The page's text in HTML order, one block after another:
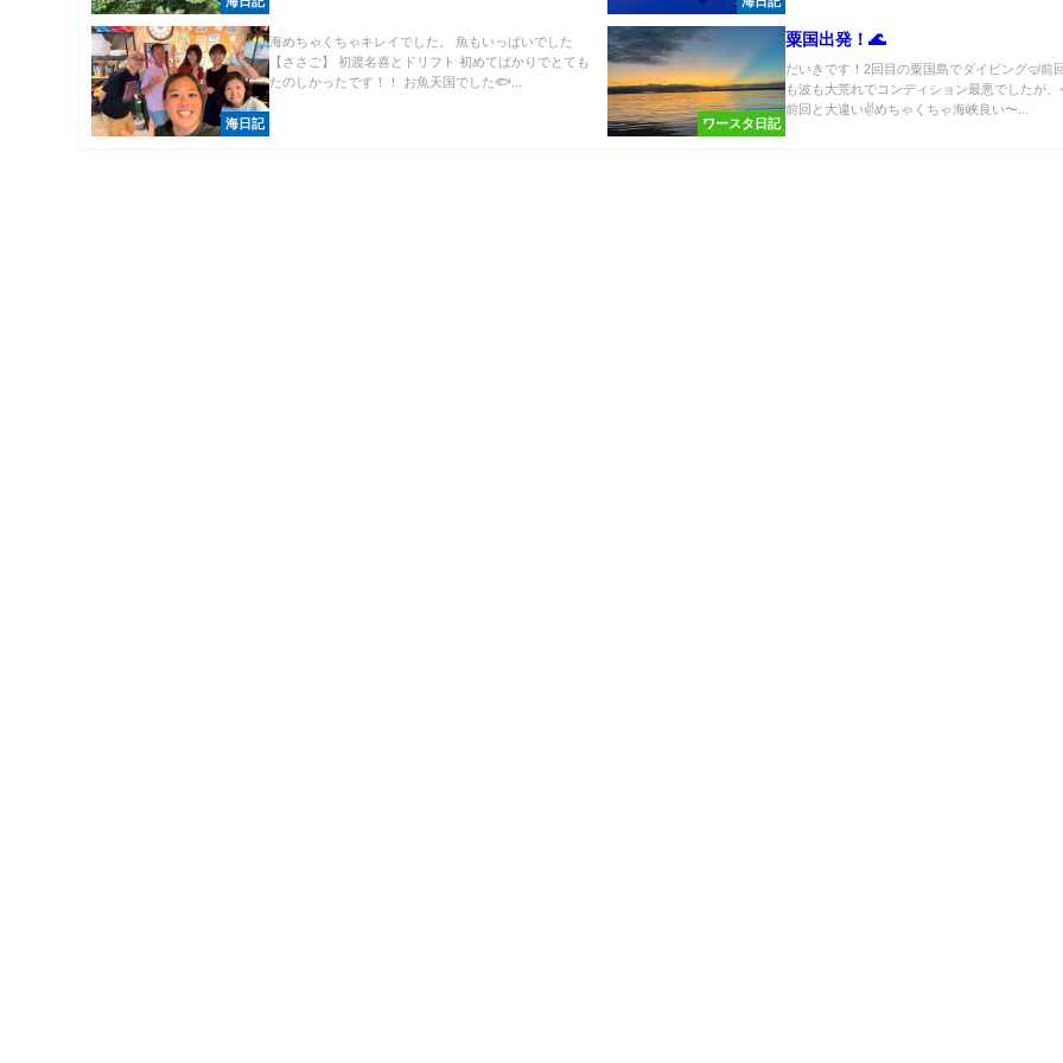
海日記
海めちゃくちゃキレイでした。 魚もいっぱいでした
【ささご】 初渡名喜とドリフト 初めてばかりでとても
たのしかったです！！ お魚天国でした🐟...
ワースタ日記
粟国出発！🌊
だいきです！2回目の粟国島でダイビング🤿前
も波も大荒れでコンディション最悪でしたが、
前回と大違い✌️めちゃくちゃ海峡良い〜...